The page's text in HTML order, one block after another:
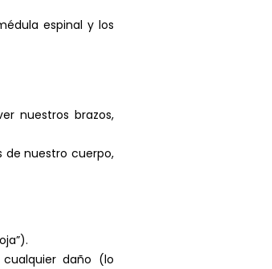
espinal y los
nuestros brazos,
de nuestro cuerpo,
daño (lo